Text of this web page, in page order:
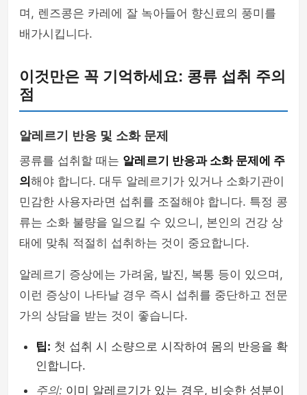
며, 렌즈콩은 카레에 잘 녹아들어 향신료의 풍미를
배가시킵니다.
이것만은 꼭 기억하세요: 콩류 섭취 주의
점
알레르기 반응 및 소화 문제
콩류를 섭취할 때는 알레르기 반응과 소화 문제에 주
의 해야 합니다. 대두 알레르기가 있거나 소화기관이
민감한 사용자라면 섭취를 조절해야 합니다. 특정 콩
류는 소화 불량을 일으킬 수 있으니, 본인의 건강 상
태에 맞춰 적절히 섭취하는 것이 중요합니다.
알레르기 증상에는 가려움, 발진, 복통 등이 있으며,
이런 증상이 나타날 경우 즉시 섭취를 중단하고 전문
가의 상담을 받는 것이 좋습니다.
팁: 첫 섭취 시 소량으로 시작하여 몸의 반응을 확
인합니다.
주의: 이미 알레르기가 있는 경우, 비슷한 성분이